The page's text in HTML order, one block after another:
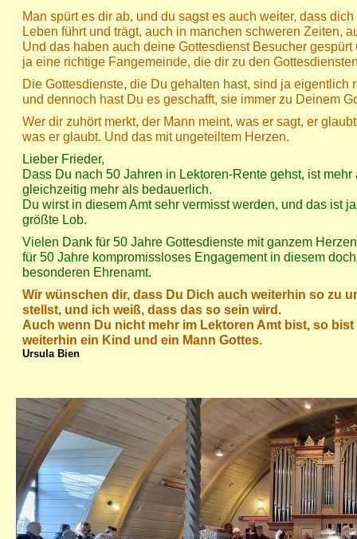
Man spürt es dir ab, und du sagst es auch weiter, dass
Leben führt und trägt, auch in manchen schweren Zeiten,
Und das haben auch deine Gottesdienst Besucher gespürt
ja eine richtige Fangemeinde, die dir zu den
Die Gottesdienste, die Du gehalten hast, sind ja eigentlich
und dennoch hast Du es geschafft, sie immer zu Deinem
Wer dir zuhört merkt, der Mann meint, was er sagt, er
was er glaubt. Und das mit ungeteiltem Herzen.
Lieber Frieder,
Dass Du nach 50 Jahren in Lektoren-Rente gehst, ist
gleichzeitig mehr als bedauerlich.
Du wirst in diesem Amt sehr vermisst werden, und das ist
größte Lob.
Vielen Dank für 50 Jahre Gottesdienste mit ganzem
für 50 Jahre kompromissloses Engagement in diesem
besonderen Ehrenamt.
Wir wünschen dir, dass Du Dich auch weiterhin so zu
stellst, und ich weiß, dass das so sein wird.
Auch wenn Du nicht mehr im Lektoren Amt bist, so
weiterhin ein Kind und ein Mann Gottes.
Ursula Bien